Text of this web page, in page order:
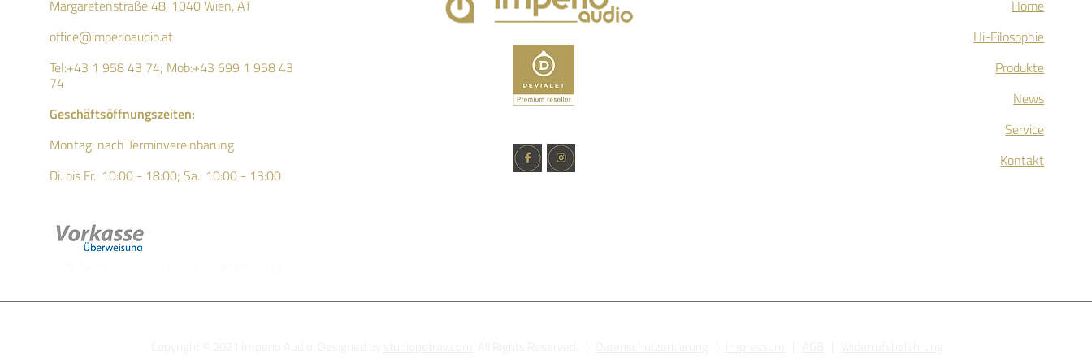
Margaretenstraße 48, 1040 Wien, AT
office@imperioaudio.at
Tel:+43 1 958 43 74; Mob:+43 699 1 958 43
74
Geschäftsöffnungszeiten:
Montag: nach Terminvereinbarung
Di. bis Fr.: 10:00 - 18:00; Sa.: 10:00 - 13:00
Home
Hi-Filosophie
Produkte
News
Service
Kontakt